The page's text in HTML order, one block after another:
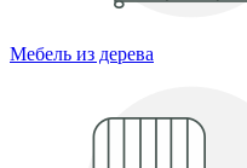
Мебель из дерева